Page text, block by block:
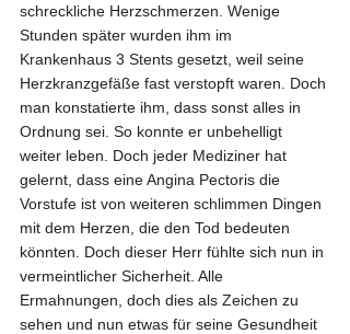
schreckliche Herzschmerzen. Wenige
Stunden später wurden ihm im
Krankenhaus 3 Stents gesetzt, weil seine
Herzkranzgefäße fast verstopft waren. Doch
man konstatierte ihm, dass sonst alles in
Ordnung sei. So konnte er unbehelligt
weiter leben. Doch jeder Mediziner hat
gelernt, dass eine Angina Pectoris die
Vorstufe ist von weiteren schlimmen Dingen
mit dem Herzen, die den Tod bedeuten
könnten. Doch dieser Herr fühlte sich nun in
vermeintlicher Sicherheit. Alle
Ermahnungen, doch dies als Zeichen zu
sehen und nun etwas für seine Gesundheit